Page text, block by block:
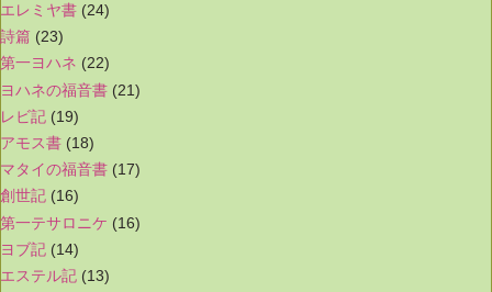
エレミヤ書 (24)
詩篇 (23)
第一ヨハネ (22)
ヨハネの福音書 (21)
レビ記 (19)
アモス書 (18)
マタイの福音書 (17)
創世記 (16)
第一テサロニケ (16)
ヨブ記 (14)
エステル記 (13)